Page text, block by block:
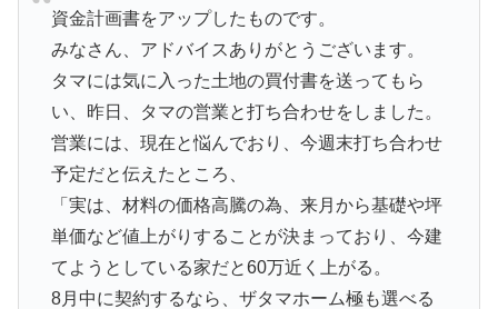
資金計画書をアップしたものです。
みなさん、アドバイスありがとうございます。
タマには気に入った土地の買付書を送ってもら
い、昨日、タマの営業と打ち合わせをしました。
営業には、現在と悩んでおり、今週末打ち合わせ
予定だと伝えたところ、
「実は、材料の価格高騰の為、来月から基礎や坪
単価など値上がりすることが決まっており、今建
てようとしている家だと60万近く上がる。
8月中に契約するなら、ザタマホーム極も選べる